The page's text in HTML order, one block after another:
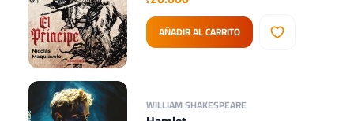
AÑADIR AL CARRITO
WILLIAM SHAKESPEARE